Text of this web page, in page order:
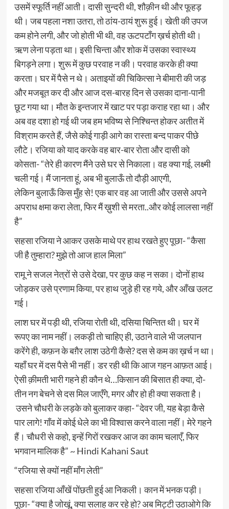
उसमें स्फूर्ति नहीं आती। दासी सुन्दरी थी, शौक़ीन थी और फूहड़
थी। जब पहला नशा उतरा, तो ठांय-ठायं शुरू हुई। खेती की उपज
कम होने लगी, और जो होती भी थी, वह ऊटपटाँग ख़र्च होती थी।
ऋण लेना पड़ता था। इसी चिन्ता और शोक में उसका स्वास्थ्य
बिगड़ने लगा। शुरू में कुछ परवाह न की। परवाह करके ही क्या
करता। घर में पैसे न थे। अताइयों की चिकित्सा ने बीमारी की जड़
और मजबूत कर दी और आज दस-बारह दिन से उसका दाना-पानी
छूट गया था। मौत के इन्तजार में खाट पर पड़ा कराह रहा था। और
अब वह दशा हो गई थी जब हम भविष्य से निश्चिन्त होकर अतीत में
विश्राम करते हैं, जैसे कोई गाड़ी आगे का रास्ता बन्द पाकर पीछे
लौटे। रजिया को याद करके वह बार-बार रोता और दासी को
कोसता- “तेरे ही कारण मैंने उसे घर से निकाला। वह क्या गई, लक्ष्मी
चली गई। मैं जानता हूं, अब भी बुलाऊँ तो दौड़ी आएगी,
लेकिन बुलाऊँ किस मुँह से! एक बार वह आ जाती और उससे अपने
अपराध क्षमा करा लेता, फिर मैं ख़ुशी से मरता..और कोई लालसा नहीं
है”
सहसा रजिया ने आकर उसके माथे पर हाथ रखते हुए पूछा- “कैसा
जी है तुम्हारा? मुझे तो आज हाल मिला”
रामू ने सजल नेत्रों से उसे देखा, पर कुछ कह न सका। दोनों हाथ
जोड़कर उसे प्रणाम किया, पर हाथ जुड़े ही रह गये, और आँख उलट
गई।
लाश घर में पड़ी थी, रजिया रोती थी, दसिया चिन्तित थी। घर में
रूपए का नाम नहीं। लकड़ी तो चाहिए ही, उठाने वाले भी जलपान
करेंगे ही, कफ़न के बग़ैर लाश उठेगी कैसे? दस से कम का ख़र्च न था।
यहाँ घर में दस पैसे भी नहीं। डर रही थी कि आज गहन आफ़त आई।
ऐसी क़ीमती भारी गहने ही कौन थे…किसान की बिसात ही क्या, दो-
तीन नग बेचने से दस मिल जाएँगे, मगर और हो ही क्या सकता है।
उसने चौधरी के लड़के को बुलाकर कहा- “देवर जी, यह बेड़ा कैसे
पार लागे! गाँव में कोई धेले का भी विश्वास करने वाला नहीं। मेरे गहने
हैं। चौधरी से कहो, इन्हें गिरों रखकर आज का काम चलाएँ, फिर
भगवान मालिक है” ~ Hindi Kahani Saut
“रजिया से क्यों नहीं माँग लेती”
सहसा रजिया आँखें पोंछती हुई आ निकली। कान में भनक पड़ी।
पूछा- “क्या है जोखूं, क्या सलाह कर रहे हो? अब मिट्टी उठाओगे कि